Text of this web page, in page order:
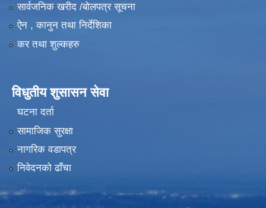
सार्वजनिक खरीद /बोलपत्र सूचना
ऐन , कानुन तथा निर्देशिका
कर तथा शुल्कहरु
विधुतीय शुसासन सेवा
घटना दर्ता
सामाजिक सुरक्षा
नागरिक वडापत्र
निवेदनको ढाँचा